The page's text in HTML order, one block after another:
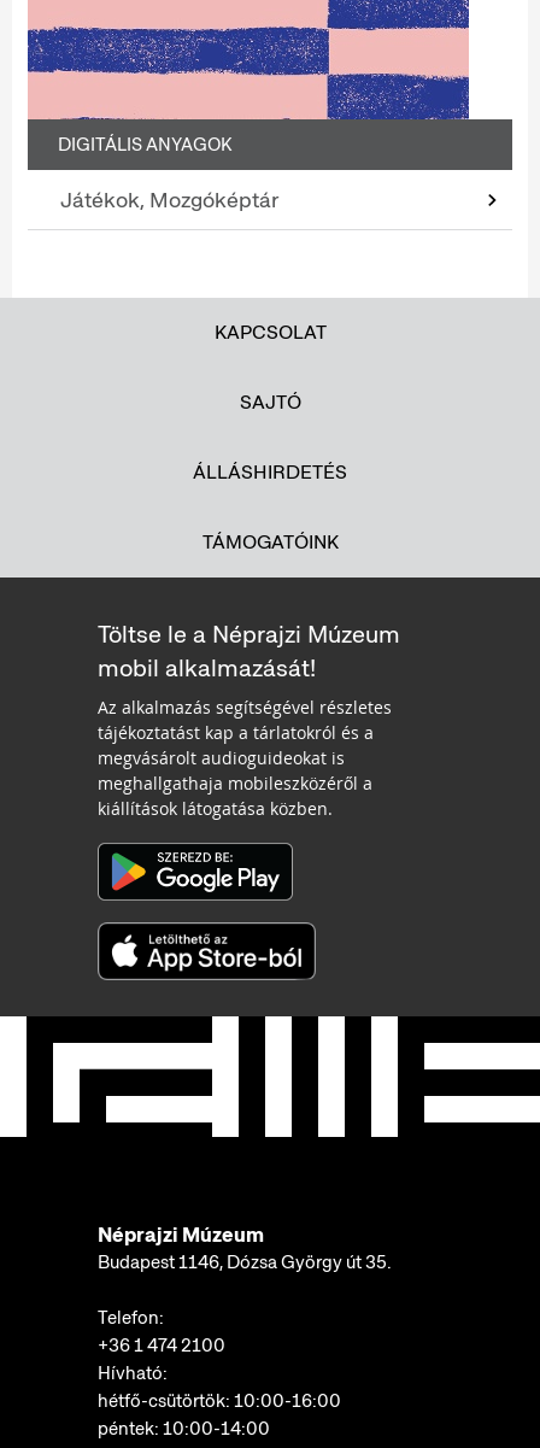
DIGITÁLIS ANYAGOK
Játékok, Mozgóképtár
KAPCSOLAT
SAJTÓ
ÁLLÁSHIRDETÉS
TÁMOGATÓINK
Töltse le a Néprajzi Múzeum
mobil alkalmazását!
Az alkalmazás segítségével részletes
tájékoztatást kap a tárlatokról és a
megvásárolt audioguideokat is
meghallgathaja mobileszközéről a
kiállítások látogatása közben.
Néprajzi Múzeum
Budapest 1146, Dózsa György út 35.
Telefon:
+36 1 474 2100
Hívható:
hétfő-csütörtök: 10:00-16:00
péntek: 10:00-14:00